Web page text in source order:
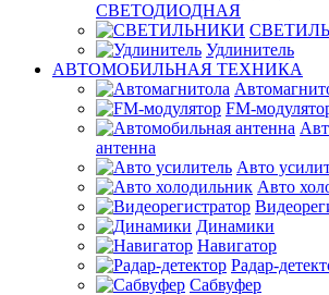
СВЕТОДИОДНАЯ
Удлинитель
АВТОМОБИЛЬНАЯ ТЕХНИКА
FM-
антенна
Авто
Авто
Динамики
Навигатор
Радар-
Сабвуфер